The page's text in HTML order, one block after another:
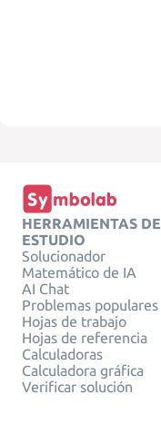
HERRAMIENTAS DE
ESTUDIO
Solucionador
Matemático de IA
AI Chat
Problemas populares
Hojas de trabajo
Hojas de referencia
Calculadoras
Calculadora gráfica
Verificar solución